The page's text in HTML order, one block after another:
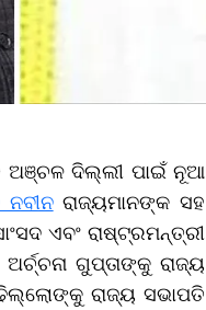
ଅଞ୍ଚଳ ଦିଲ୍ଲୀ ପାଇଁ ନୂଆ
ନବୀନରାଜ୍ୟମାନଙ୍କ ସହ
ଏବଂ ରାଷ୍ଟ୍ରମନ୍ତ୍ରୀ
ଗୁପ୍ତାଙ୍କୁ ରାଜ୍ୟ
ରାଜ୍ୟ ସଭାପତି